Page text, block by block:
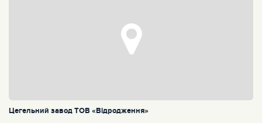
Цегельний завод ТОВ «Відродження»